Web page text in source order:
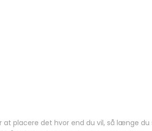
placere det hvor end du vil, så længe